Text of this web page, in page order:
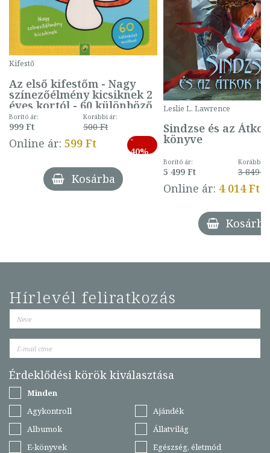
Kifestő
Az első kifestőm - Nagy
színezőélmény kicsiknek 2
éves kortól - 60 különböző
mintával (gombás)
Borító ár:
999 Ft
Korábbi ár:
500 Ft
Online ár: 599 Ft
-
40%
Kosárba
Leslie L. Lawrence
Sindzse és az Átkok
könyve
Borító ár:
5 499 Ft
Korábbi
3 849 Ft
Online ár: 4 014 Ft
Kosárba
Hírlevél feliratkozás
Érdeklődési körök kiválasztása
Minden
Agykontroll
Ajándék
Albumok
Állatvilág
E-könyvek
Egészség, életmód